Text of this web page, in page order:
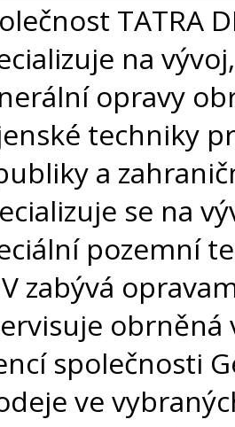
TATRA
na
opravy
techniky
a
se na
pozemní
zabývá
obrněná
společnosti
ve